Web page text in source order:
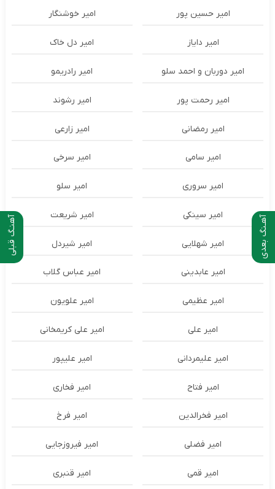
آهنـگ قبلی آهـنگ بعدی
امیر حسین پور امیر خوشنگار
امیر دایاز امیر دل خاک
امیر دوربان و احمد سلو امیر رادریمو
امیر رحمت پور امیر رشوند
امیر رمضانی امیر زارعی
امیر سامی امیر سرخی
امیر سروری امیر سلو
امیر سینکی امیر شریعت
امیر شهلایی امیر شیردل
امیر عابدینی امیر عباس گلاب
امیر عظیمی امیر علویون
امیر علی امیر علی کریمخانی
امیر علیمردانی امیر علیپور
امیر فتاح امیر فخاری
امیر فخرالدین امیر فرخ
امیر فضلی امیر فیروزجایی
امیر قمی امیر قنبری